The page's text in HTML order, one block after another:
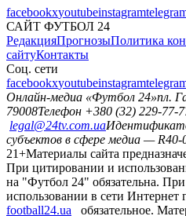
facebookxyoutubeinstagram
САЙТ ФУТБОЛ 24
РедакцияПрогнозыПолитика
сайтуКонтакты
Соц. сети
facebookxyoutubeinstagram
Онлайн-медиа «Футбол 24»пл.
79008Телефон +380 (32) 229-77-
legal@24tv.com.ua
субъектов в сфере медиа — R40-
21+Материалы сайта
При цитировании и
на "Футбол 24" обязательна.
использовании в сети Интернет
football24.ua
обязательное.